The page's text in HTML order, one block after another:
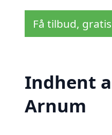
Få tilbud,
Indhent
Arnum